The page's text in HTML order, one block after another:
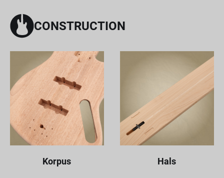
CONSTRUCTION
Korpus Hals